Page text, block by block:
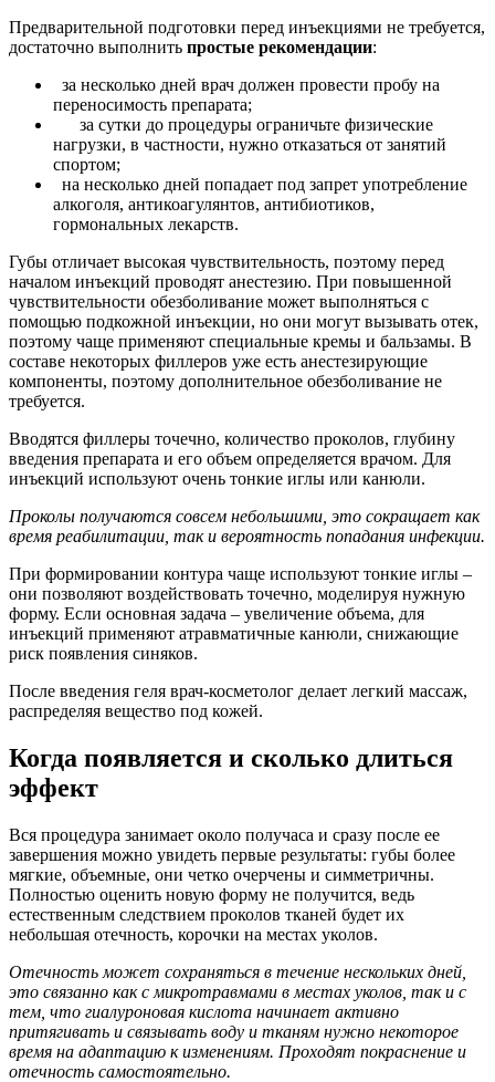
Предварительной подготовки перед инъекциями не требуется,
достаточно выполнить простые рекомендации:
за несколько дней врач должен провести пробу на
переносимость препарата;
за сутки до процедуры ограничьте физические
нагрузки, в частности, нужно отказаться от занятий
спортом;
на несколько дней попадает под запрет употребление
алкоголя, антикоагулянтов, антибиотиков,
гормональных лекарств.
Губы отличает высокая чувствительность, поэтому перед
началом инъекций проводят анестезию. При повышенной
чувствительности обезболивание может выполняться с
помощью подкожной инъекции, но они могут вызывать отек,
поэтому чаще применяют специальные кремы и бальзамы. В
составе некоторых филлеров уже есть анестезирующие
компоненты, поэтому дополнительное обезболивание не
требуется.
Вводятся филлеры точечно, количество проколов, глубину
введения препарата и его объем определяется врачом. Для
инъекций используют очень тонкие иглы или канюли.
Проколы получаются совсем небольшими, это сокращает как
время реабилитации, так и вероятность попадания инфекции.
При формировании контура чаще используют тонкие иглы –
они позволяют воздействовать точечно, моделируя нужную
форму. Если основная задача – увеличение объема, для
инъекций применяют атравматичные канюли, снижающие
риск появления синяков.
После введения геля врач-косметолог делает легкий массаж,
распределяя вещество под кожей.
Когда появляется и сколько длиться
эффект
Вся процедура занимает около получаса и сразу после ее
завершения можно увидеть первые результаты: губы более
мягкие, объемные, они четко очерчены и симметричны.
Полностью оценить новую форму не получится, ведь
естественным следствием проколов тканей будет их
небольшая отечность, корочки на местах уколов.
Отечность может сохраняться в течение нескольких дней,
это связанно как с микротравмами в местах уколов, так и с
тем, что гиалуроновая кислота начинает активно
притягивать и связывать воду и тканям нужно некоторое
время на адаптацию к изменениям. Проходят покраснение и
отечность самостоятельно.